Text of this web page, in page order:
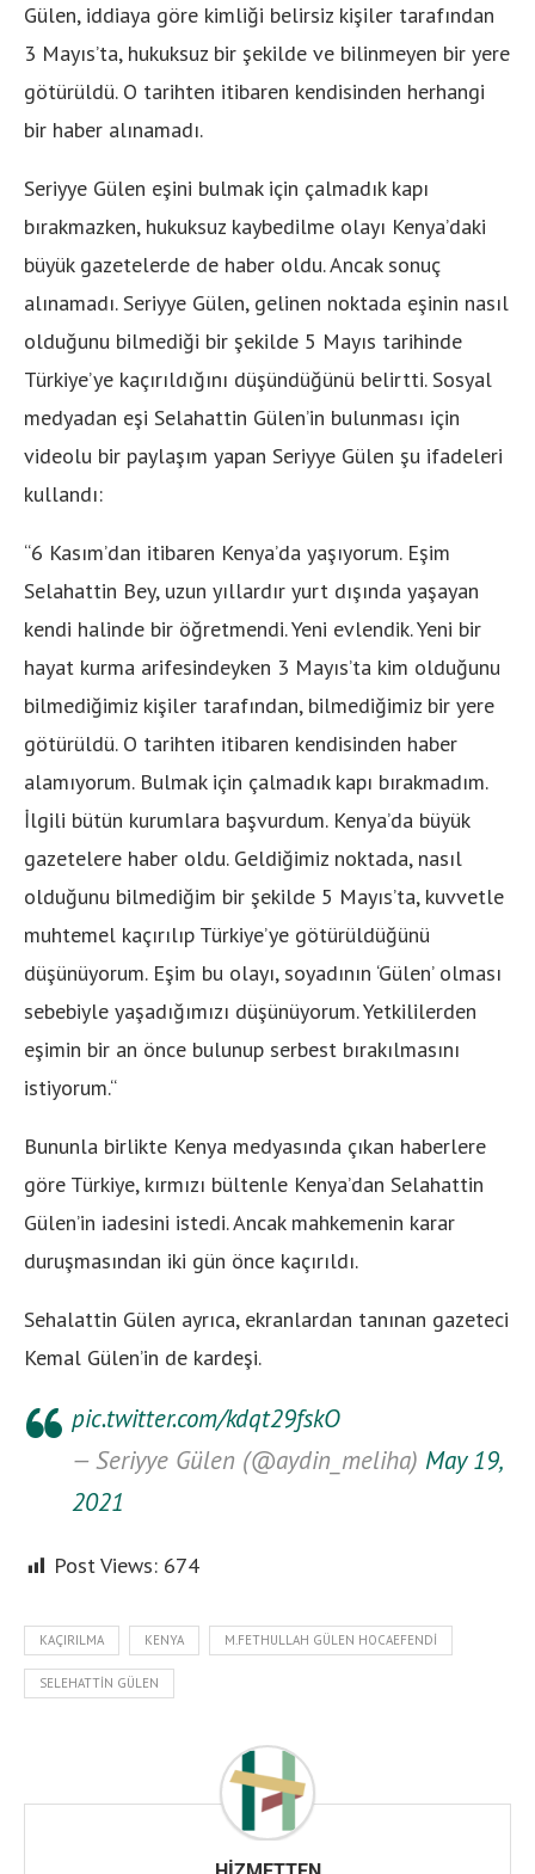
Gülen, iddiaya göre kimliği belirsiz kişiler tarafından
3 Mayıs’ta, hukuksuz bir şekilde ve bilinmeyen bir yere
götürüldü. O tarihten itibaren kendisinden herhangi
bir haber alınamadı.
Seriyye Gülen eşini bulmak için çalmadık kapı
bırakmazken, hukuksuz kaybedilme olayı Kenya’daki
büyük gazetelerde de haber oldu. Ancak sonuç
alınamadı. Seriyye Gülen, gelinen noktada eşinin nasıl
olduğunu bilmediği bir şekilde 5 Mayıs tarihinde
Türkiye’ye kaçırıldığını düşündüğünü belirtti. Sosyal
medyadan eşi Selahattin Gülen’in bulunması için
videolu bir paylaşım yapan Seriyye Gülen şu ifadeleri
kullandı:
“6 Kasım’dan itibaren Kenya’da yaşıyorum. Eşim
Selahattin Bey, uzun yıllardır yurt dışında yaşayan
kendi halinde bir öğretmendi. Yeni evlendik. Yeni bir
hayat kurma arifesindeyken 3 Mayıs’ta kim olduğunu
bilmediğimiz kişiler tarafından, bilmediğimiz bir yere
götürüldü. O tarihten itibaren kendisinden haber
alamıyorum. Bulmak için çalmadık kapı bırakmadım.
İlgili bütün kurumlara başvurdum. Kenya’da büyük
gazetelere haber oldu. Geldiğimiz noktada, nasıl
olduğunu bilmediğim bir şekilde 5 Mayıs’ta, kuvvetle
muhtemel kaçırılıp Türkiye’ye götürüldüğünü
düşünüyorum. Eşim bu olayı, soyadının ‘Gülen’ olması
sebebiyle yaşadığımızı düşünüyorum. Yetkililerden
eşimin bir an önce bulunup serbest bırakılmasını
istiyorum.“
Bununla birlikte Kenya medyasında çıkan haberlere
göre Türkiye, kırmızı bültenle Kenya’dan Selahattin
Gülen’in iadesini istedi. Ancak mahkemenin karar
duruşmasından iki gün önce kaçırıldı.
Sehalattin Gülen ayrıca, ekranlardan tanınan gazeteci
Kemal Gülen’in de kardeşi.
pic.twitter.com/kdqt29fskO
— Seriyye Gülen (@aydin_meliha) May 19,
2021
Post Views: 674
KAÇIRILMA KENYA M.FETHULLAH GÜLEN HOCAEFENDI
SELEHATTIN GÜLEN